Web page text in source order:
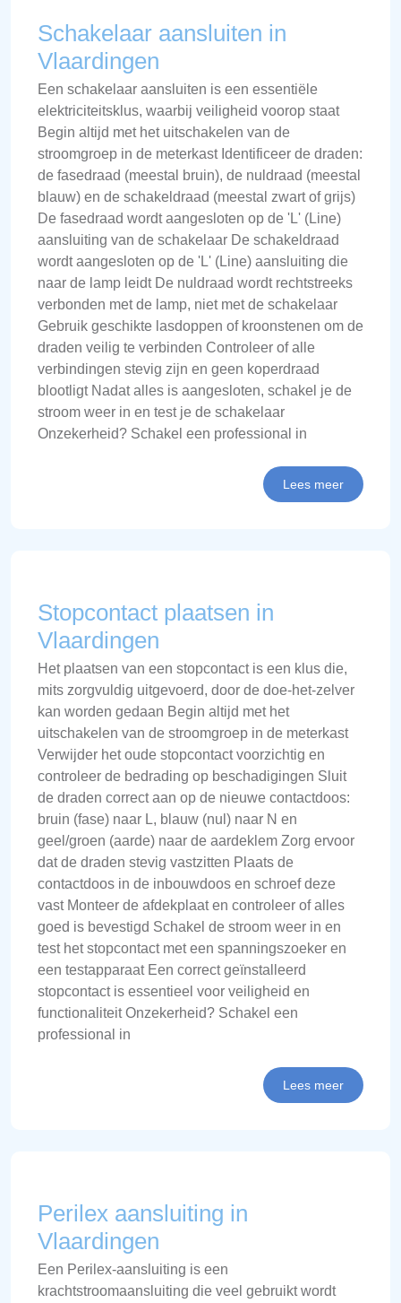
Schakelaar aansluiten in
Vlaardingen
Een schakelaar aansluiten is een essentiële
elektriciteitsklus, waarbij veiligheid voorop staat
Begin altijd met het uitschakelen van de
stroomgroep in de meterkast Identificeer de draden:
de fasedraad (meestal bruin), de nuldraad (meestal
blauw) en de schakeldraad (meestal zwart of grijs)
De fasedraad wordt aangesloten op de 'L' (Line)
aansluiting van de schakelaar De schakeldraad
wordt aangesloten op de 'L' (Line) aansluiting die
naar de lamp leidt De nuldraad wordt rechtstreeks
verbonden met de lamp, niet met de schakelaar
Gebruik geschikte lasdoppen of kroonstenen om de
draden veilig te verbinden Controleer of alle
verbindingen stevig zijn en geen koperdraad
blootligt Nadat alles is aangesloten, schakel je de
stroom weer in en test je de schakelaar
Onzekerheid? Schakel een professional in
Lees meer
Stopcontact plaatsen in
Vlaardingen
Het plaatsen van een stopcontact is een klus die,
mits zorgvuldig uitgevoerd, door de doe-het-zelver
kan worden gedaan Begin altijd met het
uitschakelen van de stroomgroep in de meterkast
Verwijder het oude stopcontact voorzichtig en
controleer de bedrading op beschadigingen Sluit
de draden correct aan op de nieuwe contactdoos:
bruin (fase) naar L, blauw (nul) naar N en
geel/groen (aarde) naar de aardeklem Zorg ervoor
dat de draden stevig vastzitten Plaats de
contactdoos in de inbouwdoos en schroef deze
vast Monteer de afdekplaat en controleer of alles
goed is bevestigd Schakel de stroom weer in en
test het stopcontact met een spanningszoeker en
een testapparaat Een correct geïnstalleerd
stopcontact is essentieel voor veiligheid en
functionaliteit Onzekerheid? Schakel een
professional in
Lees meer
Perilex aansluiting in
Vlaardingen
Een Perilex-aansluiting is een
krachtstroomaansluiting die veel gebruikt wordt